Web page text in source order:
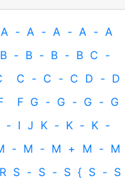
A - A - A - A - A
B - B - B - B C -
C - C - C D - D
F G - G - G - G
- I J K - K - K -
- M - M + M - M
R S - S - S { S - S